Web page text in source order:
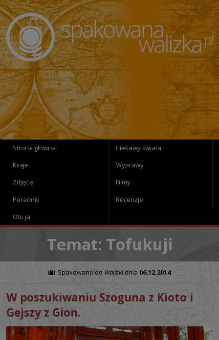
Strona główna
Ciekawy świata
Kraje
Wyprawy
Zdjęcia
Filmy
Poradnik
Recenzje
Oto ja
Temat: Tofukuji
Spakowano do Walizkidnia 06.12.2014
W poszukiwaniu Szoguna z Kioto i
Gejszy z Gion.